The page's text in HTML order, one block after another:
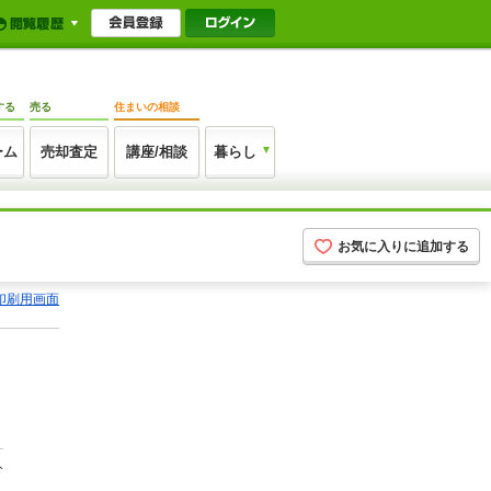
る
ム
売る
売却査定
住まいの相談
講座/相談 暮らし
お気に入りに追加する
刷用画面